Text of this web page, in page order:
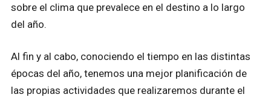
sobre el clima que prevalece en el destino a lo largo
del año.
Al fin y al cabo, conociendo el tiempo en las distintas
épocas del año, tenemos una mejor planificación de
las propias actividades que realizaremos durante el